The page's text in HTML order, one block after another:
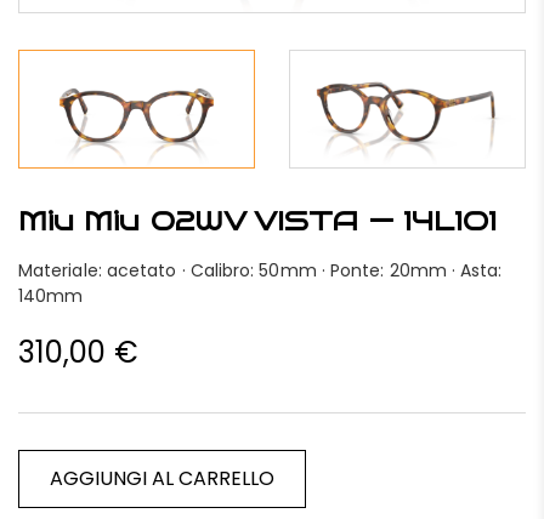
Miu Miu 02WV VISTA — 14L1O1
Materiale: acetato · Calibro: 50mm · Ponte: 20mm · Asta:
140mm
310,00 €
AGGIUNGI AL CARRELLO